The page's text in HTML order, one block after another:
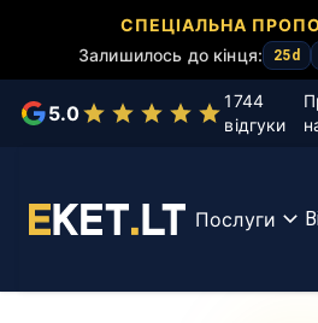
СПЕЦІАЛЬНА
Залишилось до кінця:
25d
5.0
1744
відгуки
Послуги
KET
KET